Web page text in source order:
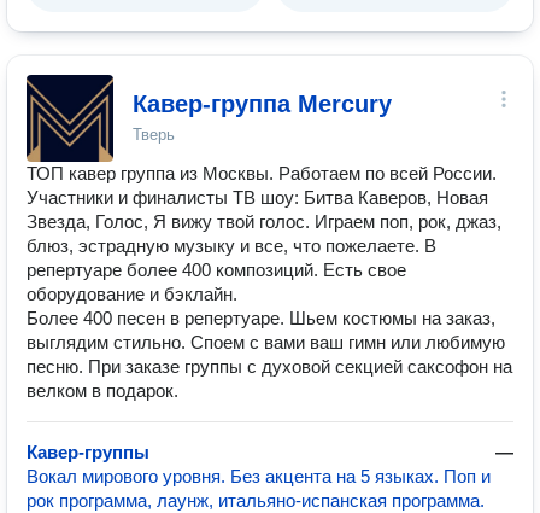
Кавер-группа Mercury
Тверь
ТОП кавер группа из Москвы. Работаем по всей России.
Участники и финалисты ТВ шоу: Битва Каверов, Новая
Звезда, Голос, Я вижу твой голос. Играем поп, рок, джаз,
блюз, эстрадную музыку и все, что пожелаете. В
репертуаре более 400 композиций. Есть свое
оборудование и бэклайн.
Более 400 песен в репертуаре. Шьем костюмы на заказ,
выглядим стильно. Споем с вами ваш гимн или любимую
песню. При заказе группы с духовой секцией саксофон на
велком в подарок.
Кавер-группы
—
Вокал мирового уровня. Без акцента на 5 языках. Поп и
рок программа, лаунж, итальяно-испанская программа.